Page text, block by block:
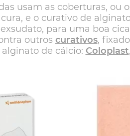
usam as coberturas, ou
e o curativo de
para uma boa
outros curativos,
de cálcio: Coloplast,